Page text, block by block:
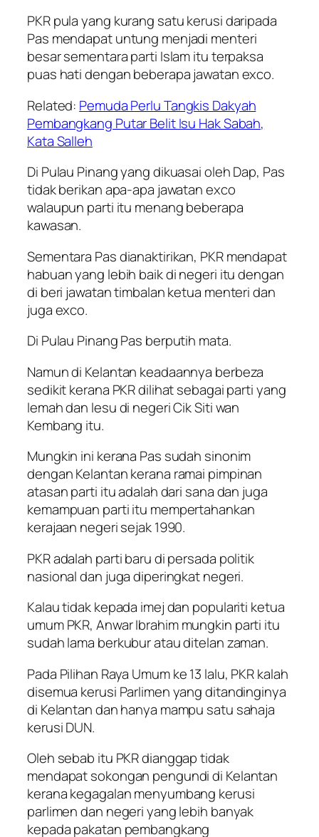
PKR pula yang kurang satu kerusi daripada
Pas mendapat untung menjadi menteri
besar sementara parti Islam itu terpaksa
puas hati dengan beberapa jawatan exco.
Related: Pemuda Perlu Tangkis Dakyah
Pembangkang Putar Belit Isu Hak Sabah,
Kata Salleh
Di Pulau Pinang yang dikuasai oleh Dap, Pas
tidak berikan apa-apa jawatan exco
walaupun parti itu menang beberapa
kawasan.
Sementara Pas dianaktirikan, PKR mendapat
habuan yang lebih baik di negeri itu dengan
di beri jawatan timbalan ketua menteri dan
juga exco.
Di Pulau Pinang Pas berputih mata.
Namun di Kelantan keadaannya berbeza
sedikit kerana PKR dilihat sebagai parti yang
lemah dan lesu di negeri Cik Siti wan
Kembang itu.
Mungkin ini kerana Pas sudah sinonim
dengan Kelantan kerana ramai pimpinan
atasan parti itu adalah dari sana dan juga
kemampuan parti itu mempertahankan
kerajaan negeri sejak 1990.
PKR adalah parti baru di persada politik
nasional dan juga diperingkat negeri.
Kalau tidak kepada imej dan populariti ketua
umum PKR, Anwar Ibrahim mungkin parti itu
sudah lama berkubur atau ditelan zaman.
Pada Pilihan Raya Umum ke 13 lalu, PKR kalah
disemua kerusi Parlimen yang ditandinginya
di Kelantan dan hanya mampu satu sahaja
kerusi DUN.
Oleh sebab itu PKR dianggap tidak
mendapat sokongan pengundi di Kelantan
kerana kegagalan menyumbang kerusi
parlimen dan negeri yang lebih banyak
kepada pakatan pembangkang